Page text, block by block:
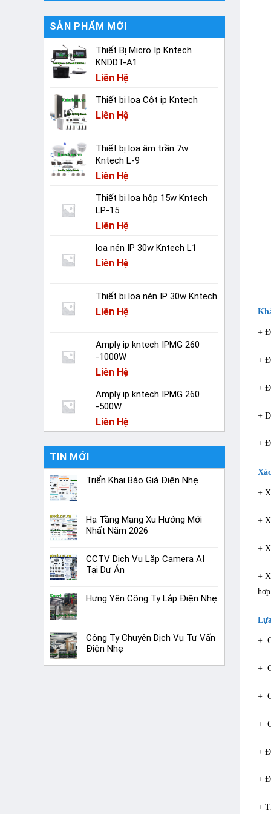
SẢN PHẨM MỚI
Thiết Bị Micro Ip Kntech
KNDDT-A1
Liên Hệ
Thiết bị loa Cột ip Kntech
Liên Hệ
Thiết bị loa âm trần 7w
Kntech L-9
Liên Hệ
Thiết bị loa hộp 15w Kntech
LP-15
Liên Hệ
loa nén IP 30w Kntech L1
Liên Hệ
Thiết bị loa nén IP 30w Kntech
Liên Hệ
Amply ip kntech IPMG 260
-1000W
Liên Hệ
Amply ip kntech IPMG 260
-500W
Liên Hệ
TIN MỚI
Triển Khai Báo Giá Điện Nhẹ
Hạ Tầng Mạng Xu Hướng Mới
Nhất Năm 2026
CCTV Dịch Vụ Lắp Camera AI
Tại Dự Án
Hưng Yên Công Ty Lắp Điện Nhẹ
Công Ty Chuyên Dịch Vụ Tư Vấn
Điện Nhẹ
+
+
+
+
+
+
+
+
+
hợp.
+
+
+
+
+
+
+